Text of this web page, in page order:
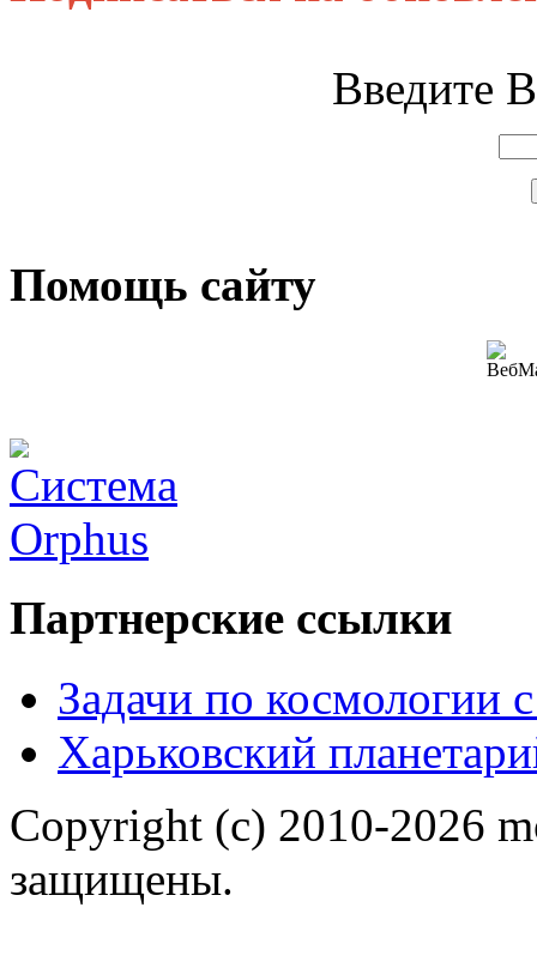
Введите
Помощь сайту
Партнерские ссылки
Задачи по космологии
Харьковский
Copyright (c) 2010-2026
защищены.